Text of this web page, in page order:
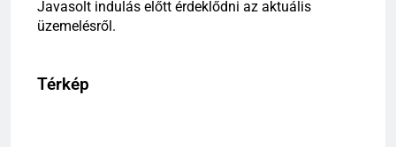
Javasolt indulás előtt érdeklődni az aktuális
üzemelésről.
Térkép